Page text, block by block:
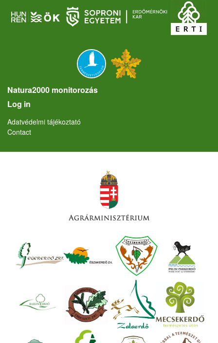
Natura2000 monitorozás
User account menu
Log in
Lábléc
Adatvédelmi tájékoztató
Contact